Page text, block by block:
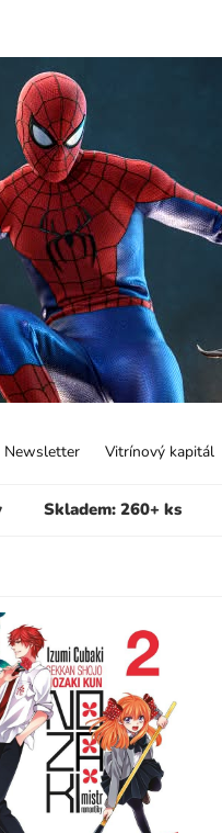
Skladem: 260+ ks
Newsletter Vitrínový kapitál